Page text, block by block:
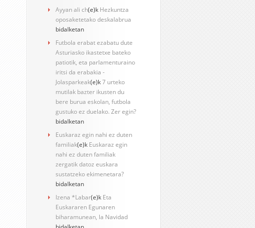
Ayyan ali ch(e)k Hezkuntza
oposaketetako deskalabrua
bidalketan
Futbola erabat ezabatu dute
Asturiasko ikastetxe bateko
patiotik, eta parlamenturaino
iritsi da erabakia -
Jolasparkeak(e)k7 urteko
mutilak bazter ikusten du
bere burua eskolan, futbola
gustuko ez duelako. Zer egin?
bidalketan
Euskaraz egin nahi ez duten
familiak(e)k Euskaraz egin
nahi ez duten familiak
zergatik datoz euskara
sustatzeko ekimenetara?
bidalketan
Izena *Labar(e)k Eta
Euskararen Egunaren
biharamunean, la Navidad